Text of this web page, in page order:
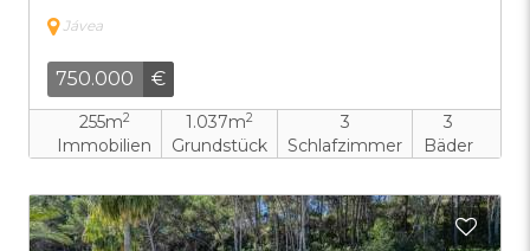
Jávea
750.000 €
255m2
Immobilien
1.037m2
Grundstück
3
Schlafzimmer
3
Bäder
Zu